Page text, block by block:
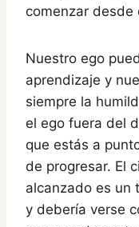
comenzar desde
Nuestro ego
aprendizaje y
siempre la
el ego fuera del
que estás a
de progresar. El
alcanzado es un
y debería verse